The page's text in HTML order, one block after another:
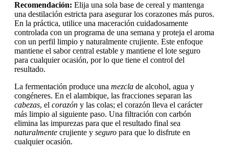
Recomendación: Elija una sola base de cereal y mantenga
una destilación estricta para asegurar los corazones más puros.
En la práctica, utilice una maceración cuidadosamente
controlada con un programa de una semana y proteja el aroma
con un perfil limpio y naturalmente crujiente. Este enfoque
mantiene el sabor central estable y mantiene el lote seguro
para cualquier ocasión, por lo que tiene el control del
resultado.
La fermentación produce una mezcla de alcohol, agua y
congéneres. En el alambique, las fracciones separan las
cabezas, el corazón y las colas; el corazón lleva el carácter
más limpio al siguiente paso. Una filtración con carbón
elimina las impurezas para que el resultado final sea
naturalmente crujiente y seguro para que lo disfrute en
cualquier ocasión.